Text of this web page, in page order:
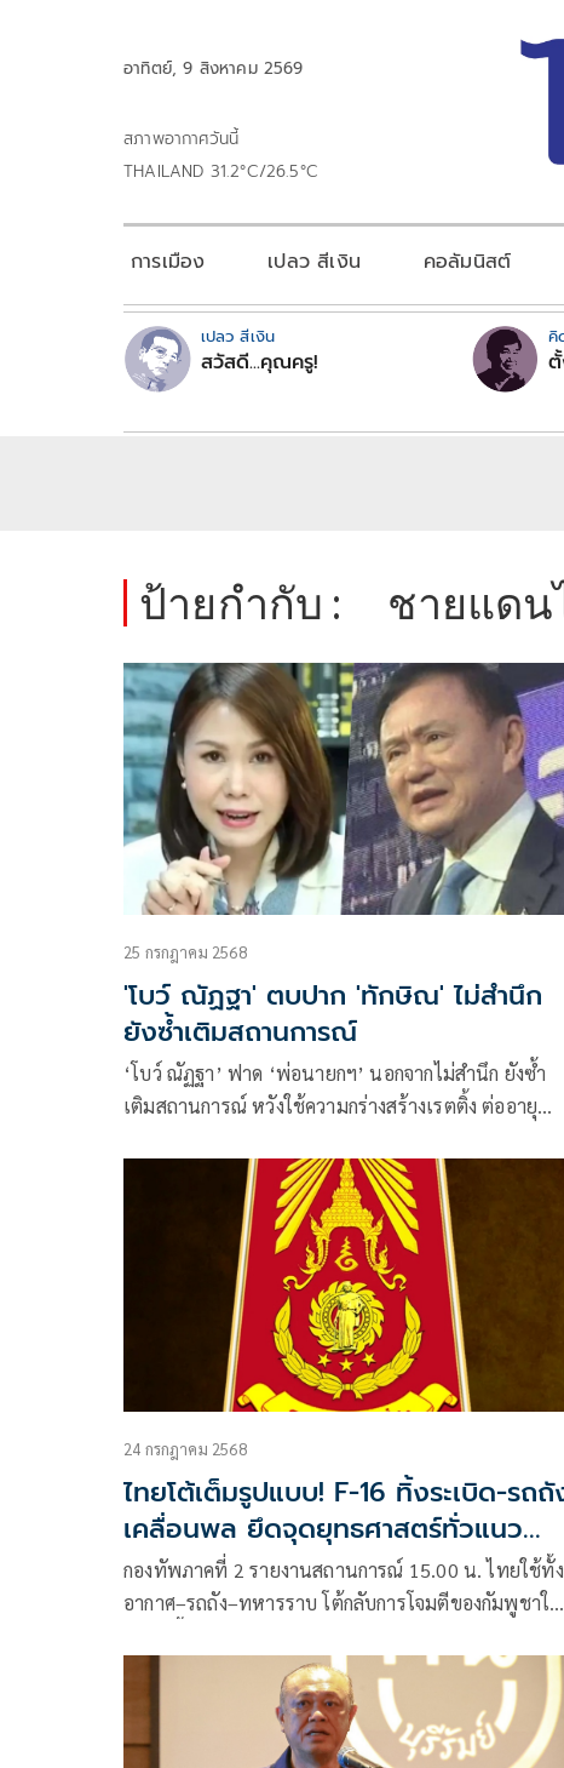
อาทิตย์, 9 สิงหาคม 2569
สภาพอากาศวันนี้
THAILAND 31.2°C/26.5°C
การเมือง เปลว สีเงิน คอลัมนิสต์
เปลว สีเงิน
สวัสดี...คุณครู!
คิ
ตั้
ป้ายกำกับ : ชายแดน
25 กรกฎาคม 2568
'โบว์ ณัฏฐา' ตบปาก 'ทักษิณ' ไม่สำนึก
ยังซ้ำเติมสถานการณ์
‘โบว์ ณัฏฐา’ ฟาด ‘พ่อนายกฯ’ นอกจากไม่สำนึก ยังซ้ำ
เติมสถานการณ์ หวังใช้ความกร่างสร้างเรตติ้ง ต่ออายุ
24 กรกฎาคม 2568
ไทยโต้เต็มรูปแบบ! F-16 ทิ้งระเบิด-รถถั
เคลื่อนพล ยึดจุดยุทธศาสตร์ทั่วแนว
ชายแดน
กองทัพภาคที่ 2 รายงานสถานการณ์ 15.00 น. ไทยใช้ทั้ง
อากาศ–รถถัง–ทหารราบ โต้กลับการโจมตีของกัมพูชาใน